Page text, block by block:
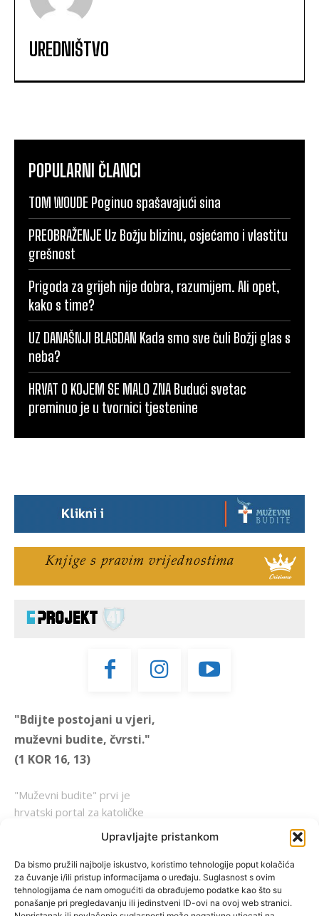
Upravljajte pristankom
Da bismo pružili najbolje iskustvo, koristimo tehnologije poput kolačića
za čuvanje i/ili pristup informacijama o uređaju. Suglasnost s ovim
tehnologijama će nam omogućiti da obrađujemo podatke kao što su
ponašanje pri pregledavanju ili jedinstveni ID-ovi na ovoj web stranici.
UREDNIŠTVO
POPULARNI ČLANCI
TOM WOUDE Poginuo spašavajući sina
PREOBRAŽENJE Uz Božju blizinu, osjećamo i vlastitu
grešnost
Prigoda za grijeh nije dobra, razumijem. Ali opet,
kako s time?
UZ DANAŠNJI BLAGDAN Kada smo sve čuli Božji glas s
neba?
HRVAT O KOJEM SE MALO ZNA Budući svetac
preminuo je u tvornici tjestenine
"Bdijte postojani u vjeri,
muževni budite, čvrsti."
(1 KOR 16, 13)
"Muževni budite" prvi je
hrvatski portal za katoličke
reafirmirati u današnje
vrijeme itekako narušen
biblijski koncept muževnosti,
koji pokušavamo osvijetliti iz